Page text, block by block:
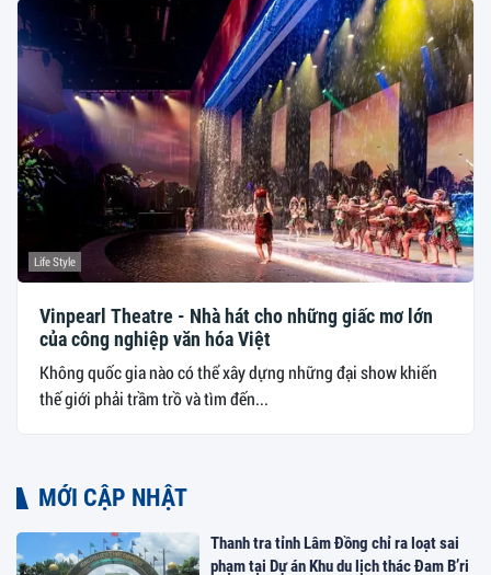
Life Style
Vinpearl Theatre - Nhà hát cho những giấc mơ lớn
của công nghiệp văn hóa Việt
Không quốc gia nào có thể xây dựng những đại show khiến
thế giới phải trầm trồ và tìm đến...
MỚI CẬP NHẬT
Thanh tra tỉnh Lâm Đồng chỉ ra loạt sai
phạm tại Dự án Khu du lịch thác Đam B’ri